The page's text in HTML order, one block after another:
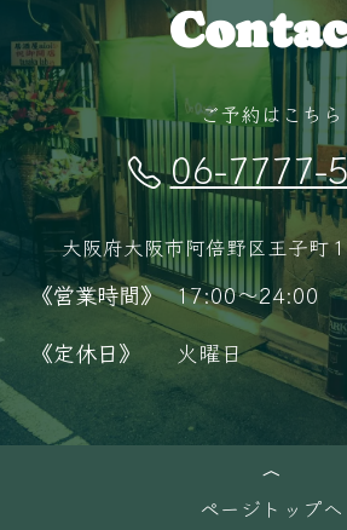
ご予約はこちら
06-7777-
大阪府大阪市阿倍野区王子町
《営業時間》 17:00～24:00
《定休日》
火曜日
ページトップへ